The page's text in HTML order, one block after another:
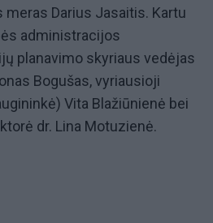
Darius Jasaitis. Kartu
administracijos
planavimo skyriaus vedėjas
Bogušas, vyriausioji
Vita Blažiūnienė bei
dr. Lina Motuzienė.